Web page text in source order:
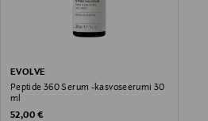
EVOLVE
Peptide 360 Serum -kasvoseerumi 30
ml
Original Price
52,00 €